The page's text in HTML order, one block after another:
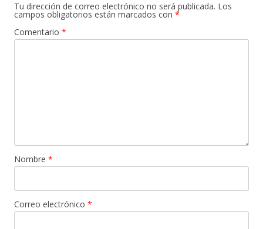
Tu dirección de correo electrónico no será publicada. Los
campos obligatorios están marcados con *
Comentario *
Nombre *
Correo electrónico *